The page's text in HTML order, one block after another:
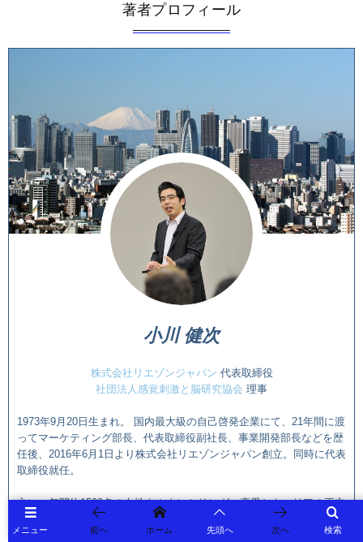
著者プロフィール
小川 健次
株式会社リエゾンジャパン 代表取締役
社団法人感覚刺激と脳研究協会 理事
1973年9月20日生まれ。 国内最大級の自己啓発企業にて、21年間に渡
ってマーケティング部長、代表取締役副社長、事業開発部長などを歴
任後、2016年6月1日より株式会社リエゾンジャパン創立。同時に代表
取締役就任。
主に、年間約1500名の女性をカウンセリング。恋愛とキャリアの両立
のための、行動変容とメンタルサポートのためのコンサルティングが
支持される。
メニュー 検索
前へ ホーム 先頭へ 次へ